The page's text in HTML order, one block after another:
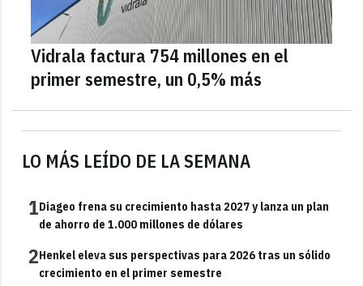
LO MÁS LEÍDO DE LA SEMANA
1Diageo frena su crecimiento hasta 2027 y lanza un plan
de ahorro de 1.000 millones de dólares
2Henkel eleva sus perspectivas para 2026 tras un sólido
crecimiento en el primer semestre
Vidrala factura 754 millones en el
primer semestre, un 0,5% más